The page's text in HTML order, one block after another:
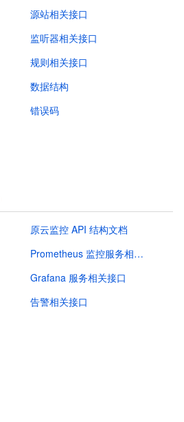
源站相关接口
监听器相关接口
规则相关接口
数据结构
错误码
原云监控 API 结构文档
Prometheus 监控服务相关接口
Grafana 服务相关接口
告警相关接口